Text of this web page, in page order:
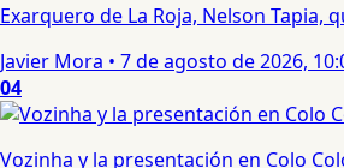
Exarquero de La Roja, Nelson
Javier Mora • 7 de agosto de 2026,
04
Vozinha y la presentación en Colo